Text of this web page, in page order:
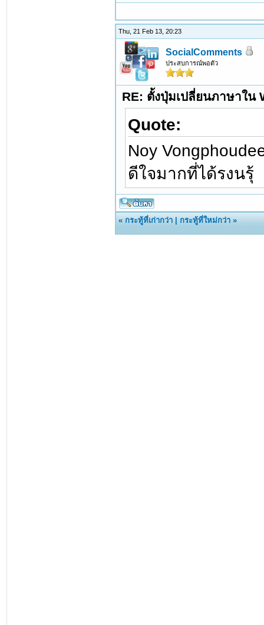
Thu, 21 Feb 13, 20:23
SocialComments
ประสบการณ์พอตัว
RE: ตั้งปุ่มเปลี่ยนภาษาใน
Quote:
Noy
ดีใจมากที่ได้รงนรุ้
«กระทู้ที่เก่ากว่า |กระทู้ที่ใหม่กว่า »